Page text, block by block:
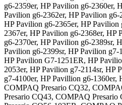
g6-2359er, HP Pavilion g6-2360er,
Pavilion g6-2362er, HP Pavilion g6-
HP Pavilion g6-2365er, HP
2367er, HP Pavilion g6-2368er, HP
g6-2370er, HP Pavilion g6-2389sr,
Pavilion g6-2399sr, HP Pavilion g7-
HP Pavilion G7-1251ER, HP
2053er, HP Pavilion g7-2114sr, HP
g7-4100er, HP Pavillion g6-1360er,
COMPAQ Presario CQ32,
Presario CQ43, COMPAQ